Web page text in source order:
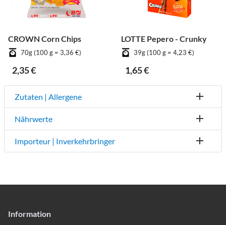
CROWN Corn Chips
70g (100 g = 3,36 €)
2,35 €
LOTTE Pepero - Crunky
39g (100 g = 4,23 €)
1,65 €
Zutaten | Allergene
Nährwerte
Importeur | Inverkehrbringer
Information